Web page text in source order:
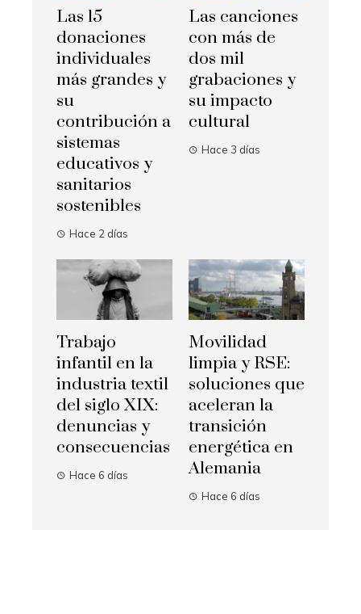
Las 15
donaciones
individuales
más grandes y
su
contribución a
sistemas
educativos y
sanitarios
sostenibles
Hace 2 días
Las canciones
con más de
dos mil
grabaciones y
su impacto
cultural
Hace 3 días
Trabajo
infantil en la
industria textil
del siglo XIX:
denuncias y
consecuencias
Hace 6 días
Movilidad
limpia y RSE:
soluciones que
aceleran la
transición
energética en
Alemania
Hace 6 días